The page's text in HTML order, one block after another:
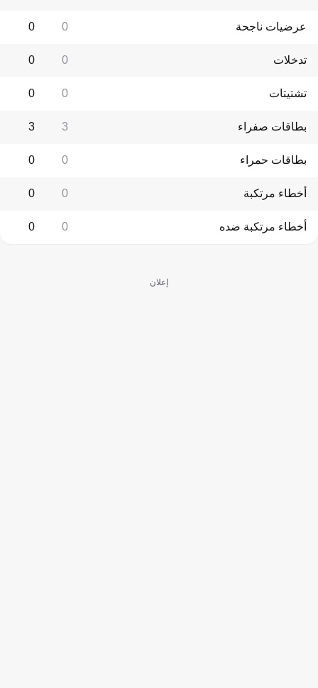
عرضيات ناجحة 0
0
تدخلات 0
0
تشتيتات 0
0
بطاقات صفراء 3
3
بطاقات حمراء 0
0
أخطاء مرتكبة 0
0
أخطاء مرتكبة ضده 0
0
إعلان